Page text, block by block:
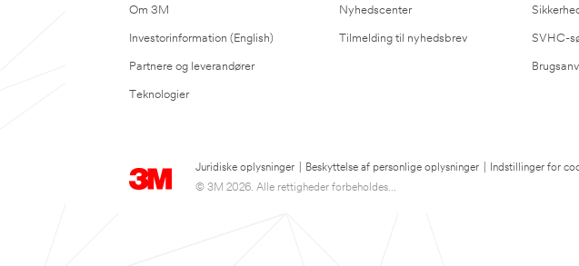
Om 3M
Investorinformation (English)
Partnere og leverandører
Teknologier
Nyhedscenter
Tilmelding til nyhedsbrev SVHC-
Juridiske oplysninger Beskyttelse af personlige oplysninger
Indstillinger for
© 3M 2026. Alle rettigheder forbeholdes...